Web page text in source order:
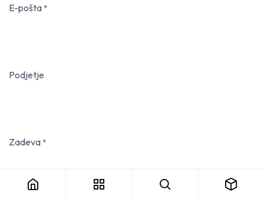
E-pošta *
Podjetje
Zadeva *